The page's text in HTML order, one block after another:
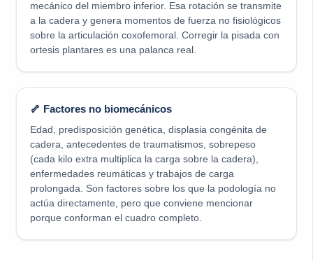
mecánico del miembro inferior. Esa rotación se transmite
a la cadera y genera momentos de fuerza no fisiológicos
sobre la articulación coxofemoral. Corregir la pisada con
ortesis plantares es una palanca real.
🦴 Factores no biomecánicos
Edad, predisposición genética, displasia congénita de
cadera, antecedentes de traumatismos, sobrepeso
(cada kilo extra multiplica la carga sobre la cadera),
enfermedades reumáticas y trabajos de carga
prolongada. Son factores sobre los que la podología no
actúa directamente, pero que conviene mencionar
porque conforman el cuadro completo.